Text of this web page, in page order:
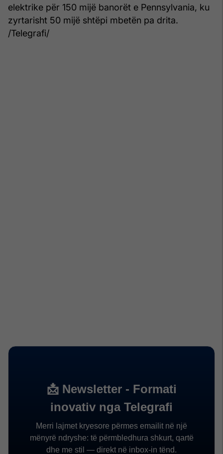
elektrike për 150 mijë banorët e Pennsylvania, ku
zyrtarisht 50 mijë shtëpi mbetën pa drita.
/Telegrafi/